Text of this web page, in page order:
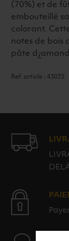
(70%) et de
embouteillé
colorant.
notes de bois
pâte
Ref. article : 43035